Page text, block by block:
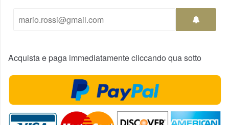
Acquista e paga immediatamente cliccando qua sotto